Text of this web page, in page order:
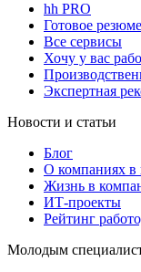
hh PRO
Готовое резюме
Все сервисы
Хочу у вас
Экспертная
Новости и статьи
Блог
О компаниях в
Жизнь в
ИТ-проекты
Рейтинг
Молодым